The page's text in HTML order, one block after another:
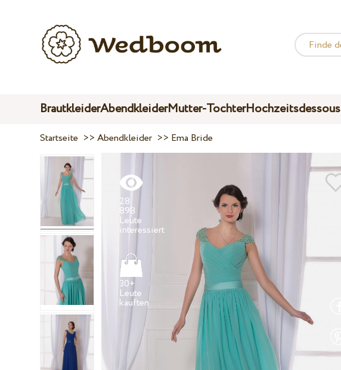
BrautkleiderAbendkleiderMutter-TochterHochzeitsdessous
Startseite >>Abendkleider >> Ema Bride
28
898
Leute
30+
Leute